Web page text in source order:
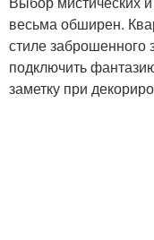
весьма обширен.
стиле заброшенного
подключить
заметку при